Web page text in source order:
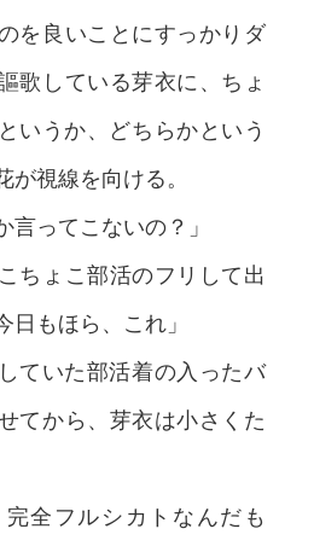
を良いことにすっかりダ
歌している芽衣に、ちょ
うか、どちらかという
が視線を向ける。
言ってこないの？」
ちょこ部活のフリして出
日もほら、これ」
いた部活着の入ったバ
てから、芽衣は小さくた
完全フルシカトなんだも